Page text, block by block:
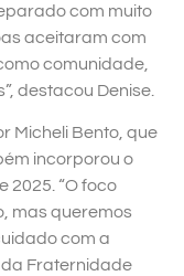
com muito
aceitaram com
comunidade,
destacou Denise.
Micheli Bento, que
incorporou o
“O foco
mas queremos
com a
Fraternidade